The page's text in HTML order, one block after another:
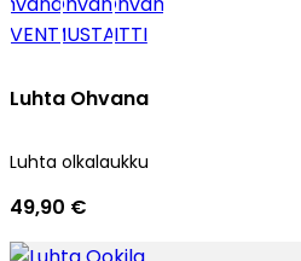
Luhta Ohvana
Luhta olkalaukku
49,90 €